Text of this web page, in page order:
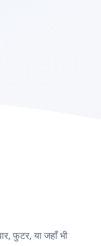
फुटर, या जहाँ भी